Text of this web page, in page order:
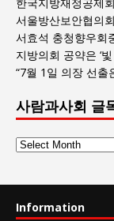
서울방산보안협의
서효석 충청향우회
지방의회 공약은 ‘
“7월 1일 의장 선출
사람과사회 글
사
회
Information